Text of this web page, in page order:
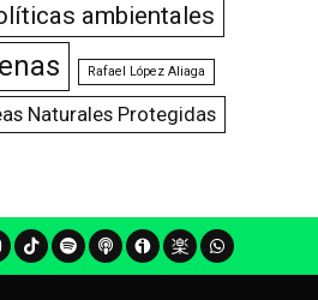
ambientales
Rafael López Aliaga
Naturales Protegidas